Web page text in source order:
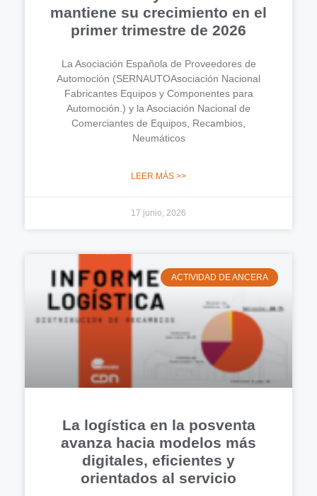
mantiene su crecimiento en el
primer trimestre de 2026
La Asociación Española de Proveedores de
Automoción (SERNAUTOAsociación Nacional
Fabricantes Equipos y Componentes para
Automoción.) y la Asociación Nacional de
Comerciantes de Equipos, Recambios,
Neumáticos
LEER MÁS >>
17 junio, 2026
ACTIVIDAD DE ANCERA
La logística en la posventa
avanza hacia modelos más
digitales, eficientes y
orientados al servicio